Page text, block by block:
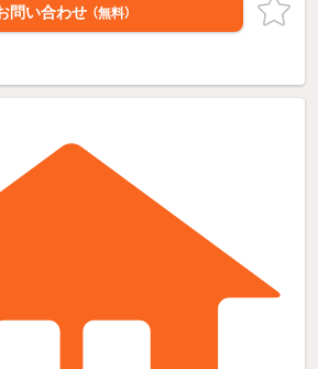
問い合わせ （無料）